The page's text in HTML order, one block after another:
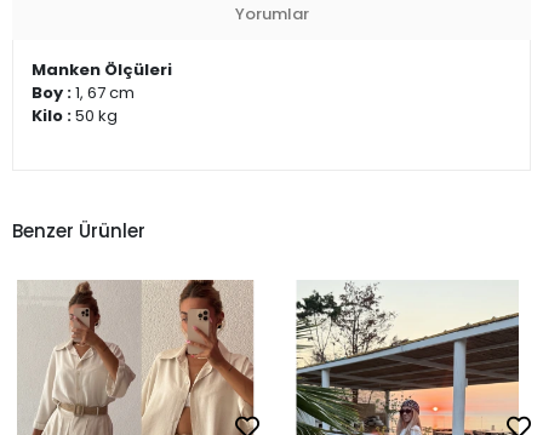
Yorumlar
Manken Ölçüleri
Boy :1, 67 cm
Kilo :50 kg
Benzer Ürünler